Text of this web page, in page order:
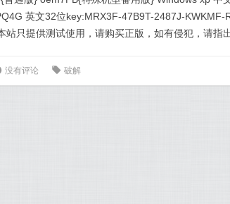
英文32位key:MRX3F-47B9T-2487J-KWKMF-
站只提供测试使用，请购买正版，如有侵犯，请指
没有评论 0 破解